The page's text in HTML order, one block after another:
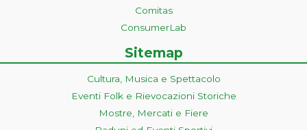
Comitas
ConsumerLab
Sitemap
Cultura, Musica e Spettacolo
Eventi Folk e Rievocazioni Storiche
Mostre, Mercati e Fiere